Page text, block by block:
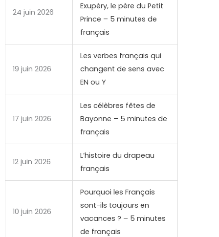
24 juin 2026
Exupéry, le père du Petit
Prince – 5 minutes de
français
19 juin 2026
Les verbes français qui
changent de sens avec
EN ou Y
17 juin 2026
Les célèbres fêtes de
Bayonne – 5 minutes de
français
12 juin 2026
L’histoire du drapeau
français
10 juin 2026
Pourquoi les Français
sont-ils toujours en
vacances ? – 5 minutes
de français